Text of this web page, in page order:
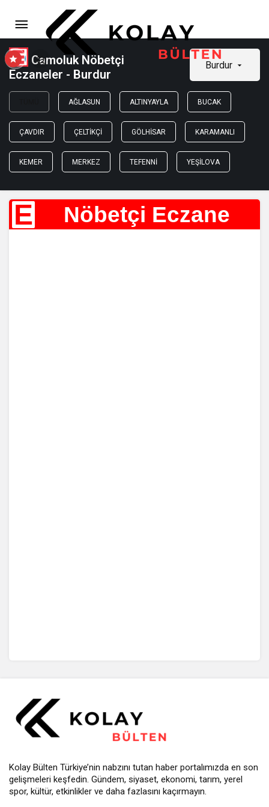
Camoluk Nöbetçi
Eczaneler - Burdur
Burdur
AĞLASUN ALTINYAYLA BUCAK
ÇAVDIR ÇELTIKÇI GÖLHISAR KARAMANLI
KEMER MERKEZ TEFENNI YEŞILOVA
E Nöbetçi Eczane
Kolay Bülten Türkiye’nin nabzını tutan haber portalımızda en son
gelişmeleri keşfedin. Gündem, siyaset, ekonomi, tarım, yerel
spor, kültür, etkinlikler ve daha fazlasını kaçırmayın.